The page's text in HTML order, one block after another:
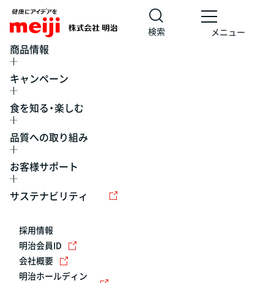
検索 メニュー
商品情報
キャンペーン
食を知る・楽しむ
品質への取り組み
お客様サポート
サステナビリティ
採用情報
明治会員ID
会社概要
明治ホールディン